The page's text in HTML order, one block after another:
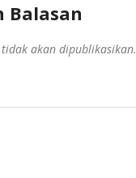
Balasan
akan dipublikasikan.